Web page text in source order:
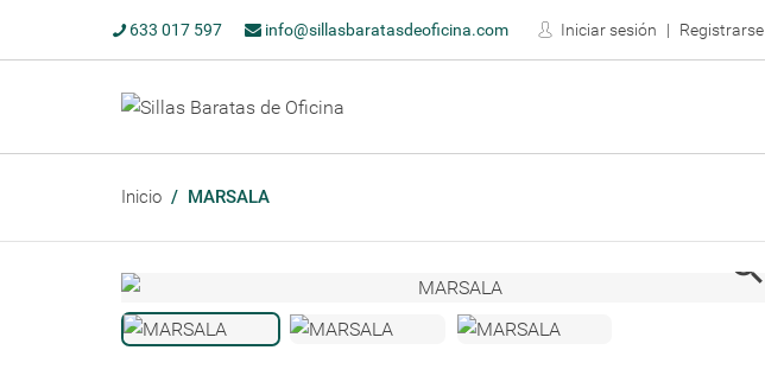
633 017 597 info@sillasbaratasdeoficina.com Iniciar sesión Registrarse
Inicio MARSALA
